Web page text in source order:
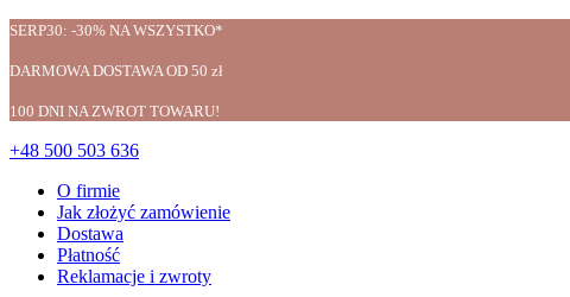
SERP30: -30% NA WSZYSTKO*
DARMOWA DOSTAWA OD 50 zł
100 DNI NA ZWROT TOWARU!
+48 500 503 636
O firmie
Jak złożyć zamówienie
Dostawa
Płatność
Reklamacje i zwroty